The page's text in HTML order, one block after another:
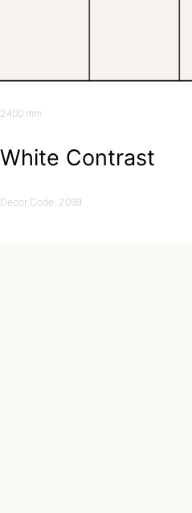
2400 mm
White Contrast
Decor Code: 2099